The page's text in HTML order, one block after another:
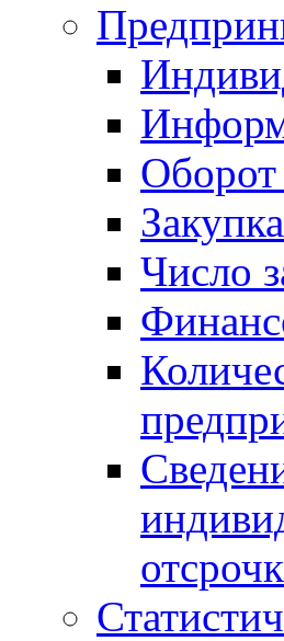
Оборот
Число